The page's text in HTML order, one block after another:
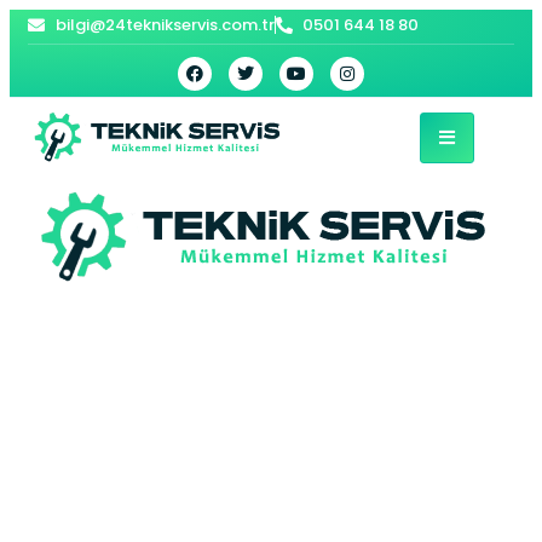
bilgi@24teknikservis.com.tr 0501 644 18 80